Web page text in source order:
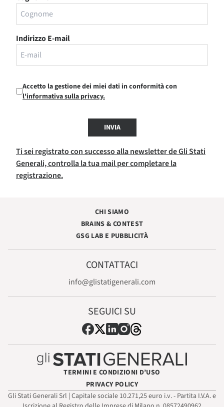
Indirizzo E-mail
Accetto la gestione dei miei dati in conformità con
l'informativa sulla privacy.
INVIA
Ti sei registrato con successo alla newsletter de Gli Stati
Generali, controlla la tua mail per completare la
registrazione.
CHI SIAMO
BRAINS & CONTEST
GSG LAB E PUBBLICITÀ
CONTATTACI
info@glistatigenerali.com
SEGUICI SU
TERMINI E CONDIZIONI D’USO
PRIVACY POLICY
Gli Stati Generali Srl | Capitale sociale 10.271,25 euro i.v. - Partita I.V.A. e